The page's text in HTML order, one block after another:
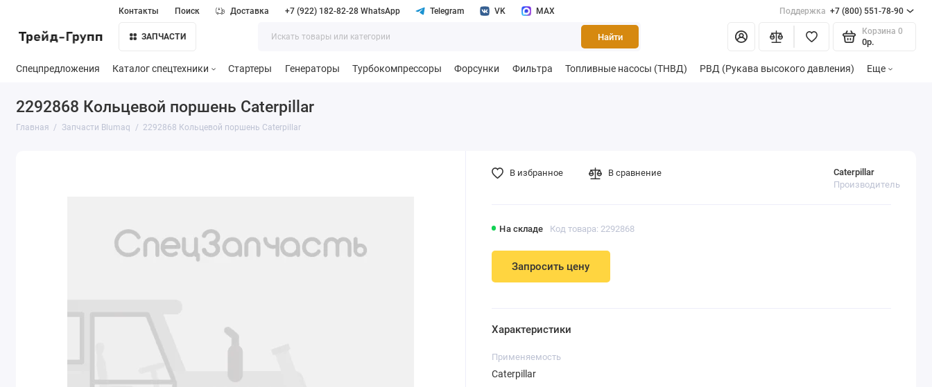
Контакты Поиск Доставка +7 (922) 182-82-28 WhatsApp Telegram VK MAX Поддержка +7 (800) 551-78-90
ЗАПЧАСТИ Найти
Корзина 0
0р.
Спецпредложения Каталог спецтехники Стартеры Генераторы Турбокомпрессоры Форсунки Фильтра Топливные насосы (ТНВД) РВД (Рукава высокого давления) Еще
2292868 Кольцевой поршень Caterpillar
Главная Запчасти Blumaq 2292868 Кольцевой поршень Caterpillar
На складе Код товара: 2292868
Caterpillar
Производитель
Запросить цену
В избранное В сравнение
Характеристики
Применяемость
Caterpillar